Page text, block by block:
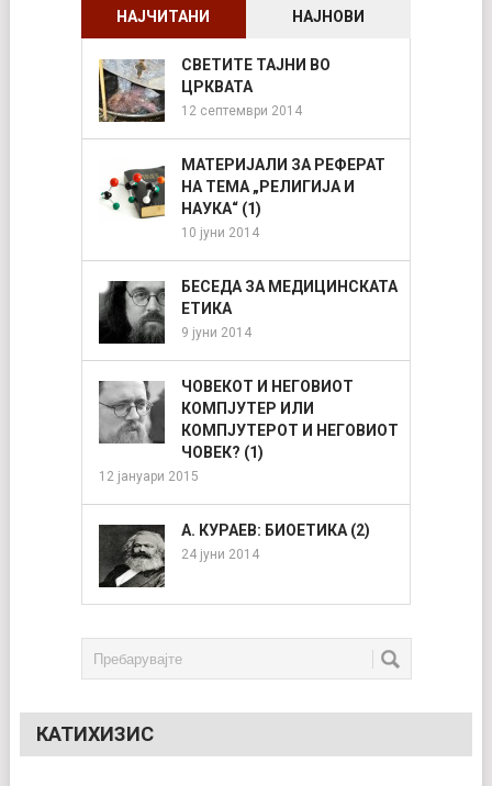
НАЈЧИТАНИ НАЈНОВИ
СВЕТИТЕ ТАЈНИ ВО
ЦРКВАТА
12 септември 2014
МАТЕРИЈАЛИ ЗА РЕФЕРАТ
НА ТЕМА „РЕЛИГИЈА И
НАУКА“ (1)
10 јуни 2014
БЕСЕДА ЗА МЕДИЦИНСКАТА
ЕТИКА
9 јуни 2014
ЧОВЕКОТ И НЕГОВИОТ
КОМПЈУТЕР ИЛИ
КОМПЈУТЕРОТ И НЕГОВИОТ
ЧОВЕК? (1)
12 јануари 2015
А. КУРАЕВ: БИОЕТИКА (2)
24 јуни 2014
КАТИХИЗИС